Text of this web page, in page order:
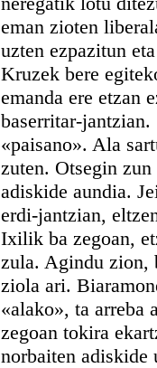
eman zioten
uzten ezpazitun
Kruzek bere
emanda ere etzan
baserritar-
«paisano». Ala
zuten. Otsegin
adiskide aundia.
erdi-jantzian,
Ixilik ba zegoan,
zula. Agindu zion,
ziola ari.
«alako», ta arreba
zegoan tokira
norbaiten adiskide